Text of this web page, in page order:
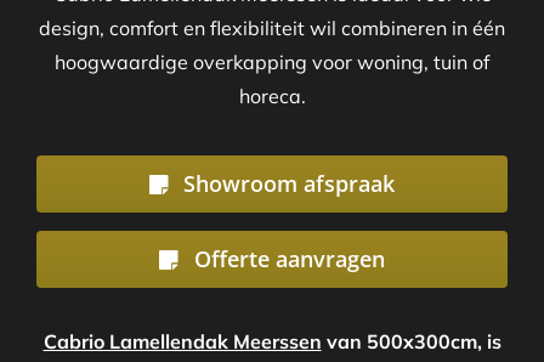
design, comfort en flexibiliteit wil combineren in één
hoogwaardige overkapping voor woning, tuin of
horeca.
Showroom afspraak
Offerte aanvragen
Cabrio Lamellendak Meerssen van 500x300cm, is